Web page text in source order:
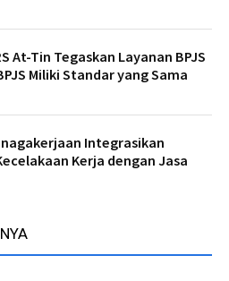
At-Tin Tegaskan Layanan BPJS
Miliki Standar yang Sama
Integrasikan
Kerja dengan Jasa